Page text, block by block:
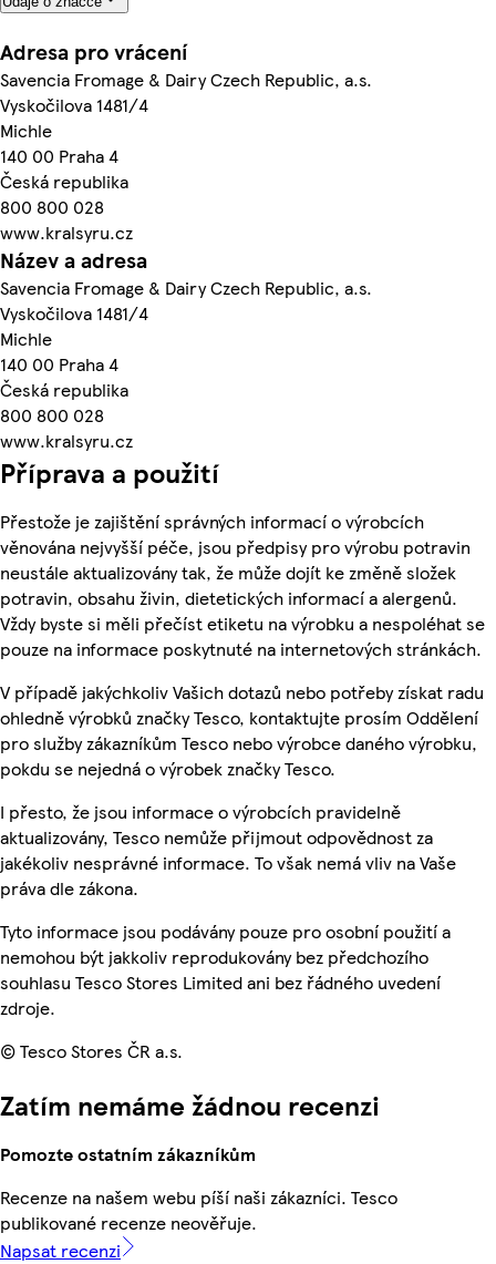
Adresa pro vrácení
Savencia Fromage & Dairy Czech Republic, a.s.
Vyskočilova 1481/4
Michle
140 00 Praha 4
Česká republika
800 800 028
www.kralsyru.cz
Název a adresa
Savencia Fromage & Dairy Czech Republic, a.s.
Vyskočilova 1481/4
Michle
140 00 Praha 4
Česká republika
800 800 028
www.kralsyru.cz
Příprava a použití
Přestože je zajištění správných informací o výrobcích
věnována nejvyšší péče, jsou předpisy pro výrobu potravin
neustále aktualizovány tak, že může dojít ke změně složek
potravin, obsahu živin, dietetických informací a alergenů.
Vždy byste si měli přečíst etiketu na výrobku a nespoléhat se
pouze na informace poskytnuté na internetových stránkách.
V případě jakýchkoliv Vašich dotazů nebo potřeby získat radu
ohledně výrobků značky Tesco, kontaktujte prosím Oddělení
pro služby zákazníkům Tesco nebo výrobce daného výrobku,
pokdu se nejedná o výrobek značky Tesco.
I přesto, že jsou informace o výrobcích pravidelně
aktualizovány, Tesco nemůže přijmout odpovědnost za
jakékoliv nesprávné informace. To však nemá vliv na Vaše
práva dle zákona.
Tyto informace jsou podávány pouze pro osobní použití a
nemohou být jakkoliv reprodukovány bez předchozího
souhlasu Tesco Stores Limited ani bez řádného uvedení
zdroje.
© Tesco Stores ČR a.s.
Zatím nemáme žádnou recenzi
Pomozte ostatním zákazníkům
Recenze na našem webu píší naši zákazníci. Tesco
publikované recenze neověřuje.
Napsat recenzi